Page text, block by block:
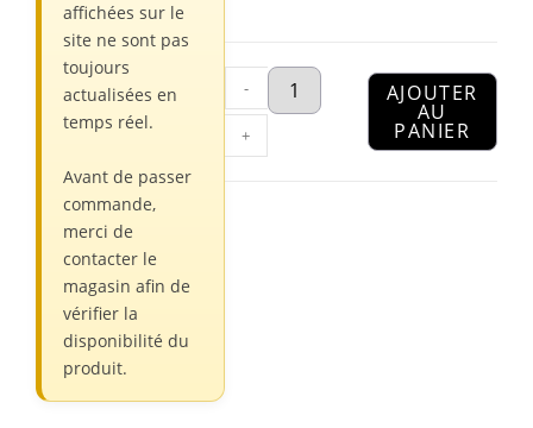
affichées sur le
site ne sont pas
toujours
actualisées en
temps réel.
Avant de passer
commande,
merci de
contacter le
magasin afin de
vérifier la
disponibilité du
produit.
-
+
AJOUTER
AU
PANIER